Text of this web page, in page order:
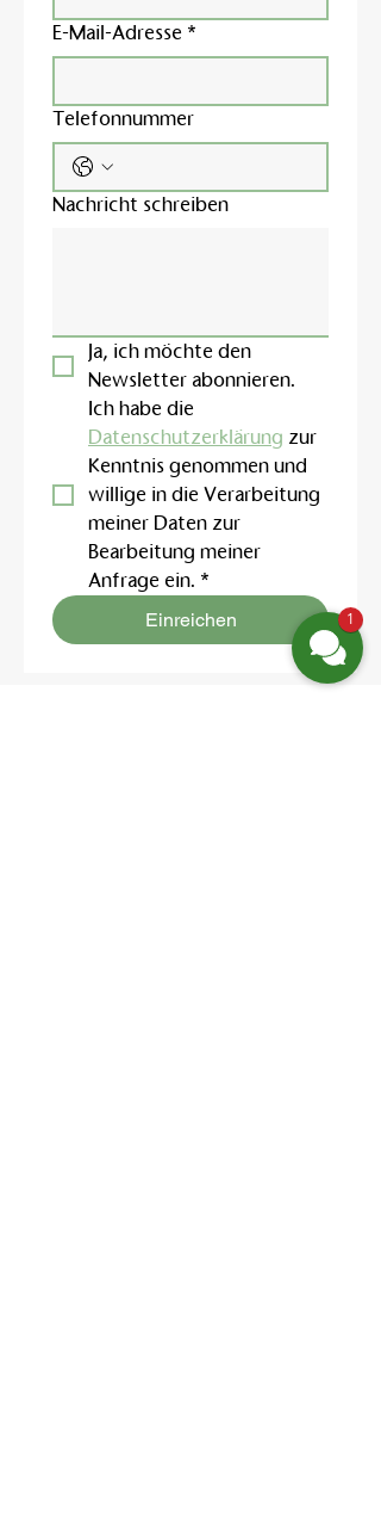
E-Mail-Adresse *
Telefonnummer
Nachricht schreiben
Ja, ich möchte den
Newsletter abonnieren.
Datenschutzerklärung zur
Kenntnis genommen und
willige in die Verarbeitung
meiner Daten zur
Bearbeitung meiner
Anfrage ein. *
Einreichen 1